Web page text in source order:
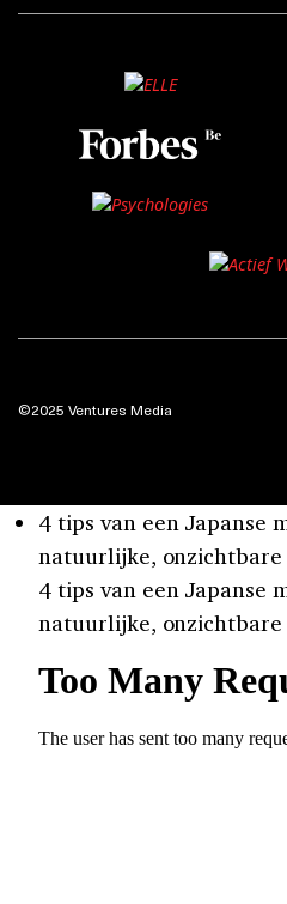
©2025 Ventures Media
4 tips van een Japanse
natuurlijke,
4 tips van een Japanse
natuurlijke,